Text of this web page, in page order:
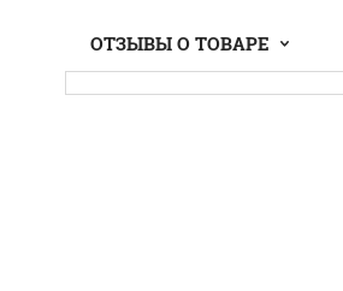
ОТЗЫВЫ О ТОВАРЕ